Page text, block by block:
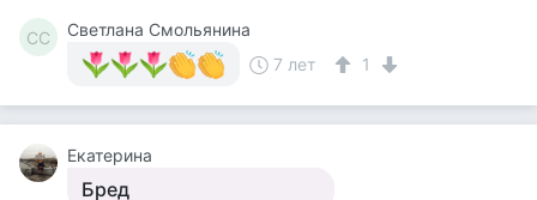
СС
Светлана Смольянина
7 лет
1
Екатерина
Бред